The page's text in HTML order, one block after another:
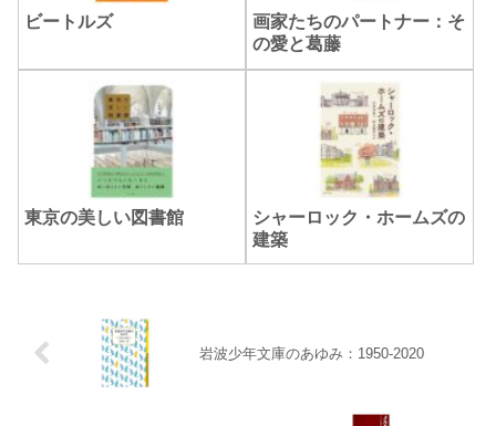
ビートルズ
画家たちのパートナー：そ
の愛と葛藤
東京の美しい図書館
シャーロック・ホームズの
建築
岩波少年文庫のあゆみ：1950-2020